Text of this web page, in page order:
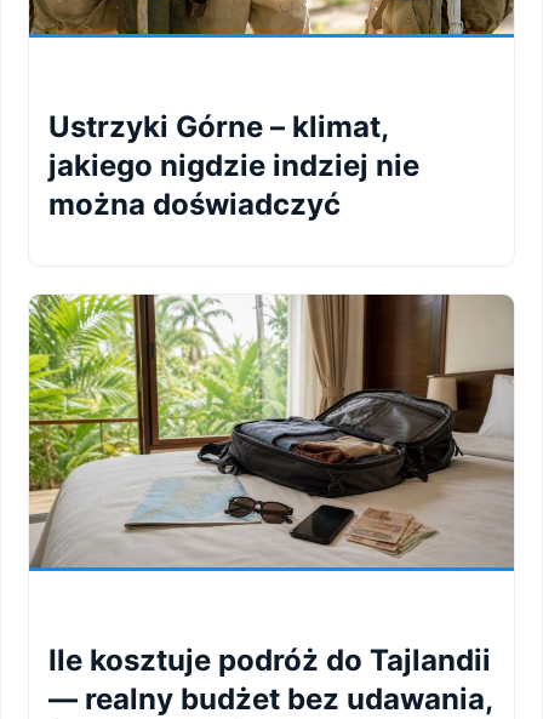
Ustrzyki Górne – klimat,
jakiego nigdzie indziej nie
można doświadczyć
Ile kosztuje podróż do Tajlandii
— realny budżet bez udawania,